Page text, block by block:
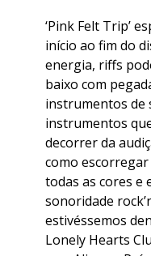
‘Pink Felt Trip’
início ao fim do
energia, riffs
baixo com
instrumentos de
instrumentos
decorrer da
como
todas as cores e
sonoridade
estivéssemos
Lonely Hearts